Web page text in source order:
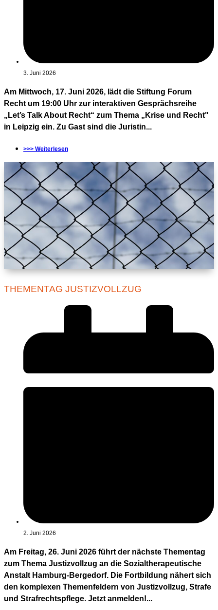
3. Juni 2026
Am Mittwoch, 17. Juni 2026, lädt die Stiftung Forum
Recht um 19:00 Uhr zur interaktiven Gesprächsreihe
„Let’s Talk About Recht“ zum Thema „Krise und Recht"
in Leipzig ein. Zu Gast sind die Juristin...
>>> Weiterlesen
THEMENTAG JUSTIZVOLLZUG
2. Juni 2026
Am Freitag, 26. Juni 2026 führt der nächste Thementag
zum Thema Justizvollzug an die Sozialtherapeutische
Anstalt Hamburg-Bergedorf. Die Fortbildung nähert sich
den komplexen Themenfeldern von Justizvollzug, Strafe
und Strafrechtspflege. Jetzt anmelden!...